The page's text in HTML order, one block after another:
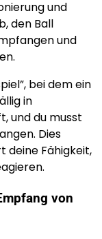
und
den Ball
und
bei dem ein
in
und du musst
Dies
deine Fähigkeit,
von